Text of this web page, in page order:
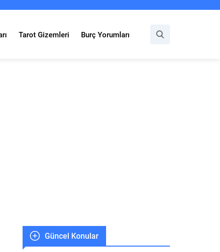
Tarot Gizemleri Burç Yorumları
Güncel Konular